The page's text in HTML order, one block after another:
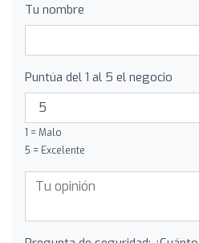
Tu nombre
Puntúa del 1 al 5 el negocio
1 = Malo
5 = Excelente